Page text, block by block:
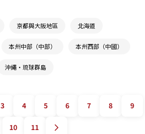
京都與大阪地區 北海道
本州中部（中部） 本州西部（中國）
沖繩・琉球群島
3 4 5 6 7 8 9
10 11